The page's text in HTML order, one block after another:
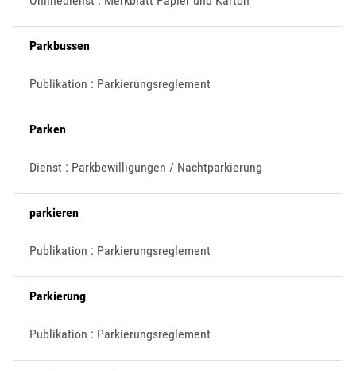
Parkbussen
Publikation : Parkierungsreglement
Parken
Dienst : Parkbewilligungen / Nachtparkierung
parkieren
Publikation : Parkierungsreglement
Parkierung
Publikation : Parkierungsreglement